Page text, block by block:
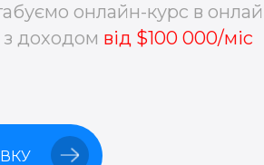
онлайн-курс в
доходом від $100 000/міс